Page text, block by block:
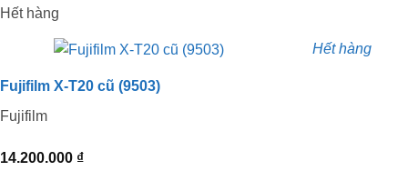
Hết hàng
Hết hàng
Fujifilm X-T20 cũ (9503)
Fujifilm
14.200.000 ₫